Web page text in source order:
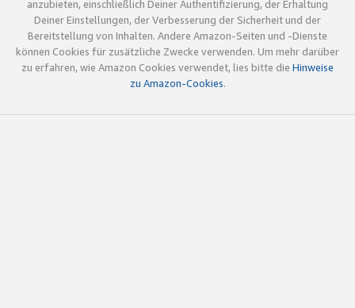
anzubieten, einschließlich Deiner Authentifizierung, der Erhaltung
Deiner Einstellungen, der Verbesserung der Sicherheit und der
Bereitstellung von Inhalten. Andere Amazon-Seiten und -Dienste
können Cookies für zusätzliche Zwecke verwenden. Um mehr darüber
zu erfahren, wie Amazon Cookies verwendet, lies bitte die Hinweise
zu Amazon-Cookies.